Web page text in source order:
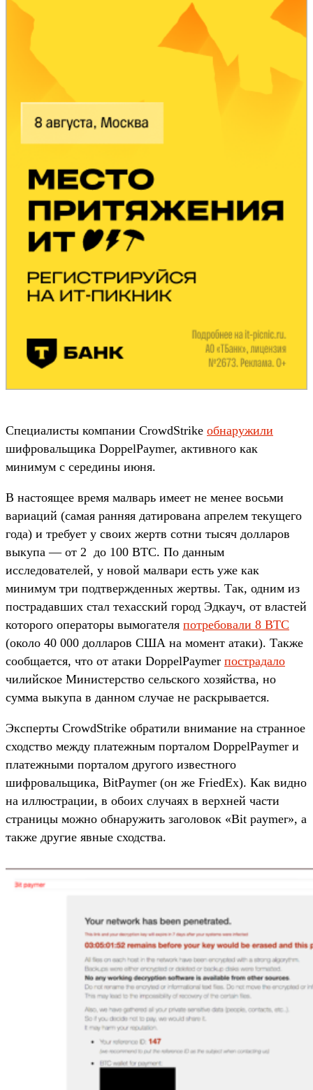
Специалисты компании CrowdStrike обнаружили
шифровальщика DoppelPaymer, активного как
минимум с середины июня.
В настоящее время малварь имеет не менее восьми
вариаций (самая ранняя датирована апрелем текущего
года) и требует у своих жертв сотни тысяч долларов
выкупа — от 2 до 100 BTC. По данным
исследователей, у новой малвари есть уже как
минимум три подтвержденных жертвы. Так, одним из
пострадавших стал техасский город Эдкауч, от властей
которого операторы вымогателя потребовали 8 BTC
(около 40 000 долларов США на момент атаки). Также
сообщается, что от атаки DoppelPaymer пострадало
чилийское Министерство сельского хозяйства, но
сумма выкупа в данном случае не раскрывается.
Эксперты CrowdStrike обратили внимание на странное
сходство между платежным порталом DoppelPaymer и
платежными порталом другого известного
шифровальщика, BitPaymer (он же FriedEx). Как видно
на иллюстрации, в обоих случаях в верхней части
страницы можно обнаружить заголовок «Bit paymer», а
также другие явные сходства.